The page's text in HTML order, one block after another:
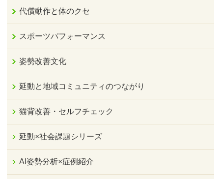
代償動作と体のクセ
スポーツパフォーマンス
姿勢改善文化
延動と地域コミュニティのつながり
猫背改善・セルフチェック
延動×社会課題シリーズ
AI姿勢分析×症例紹介